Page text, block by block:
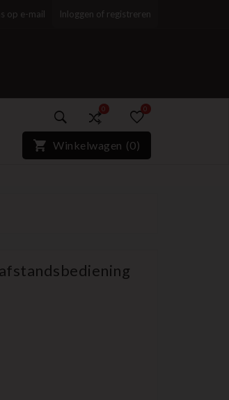
op e-mail Inloggen of registreren
0
)*}
0
Winkelwagen (0)